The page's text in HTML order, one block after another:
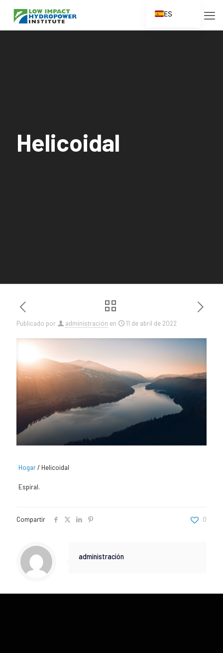
Helicoidal
Publicado por administración en 11 de abril de 2022
Hogar/ Helicoidal
Espiral.
Compartir 0
administración
ES
EN